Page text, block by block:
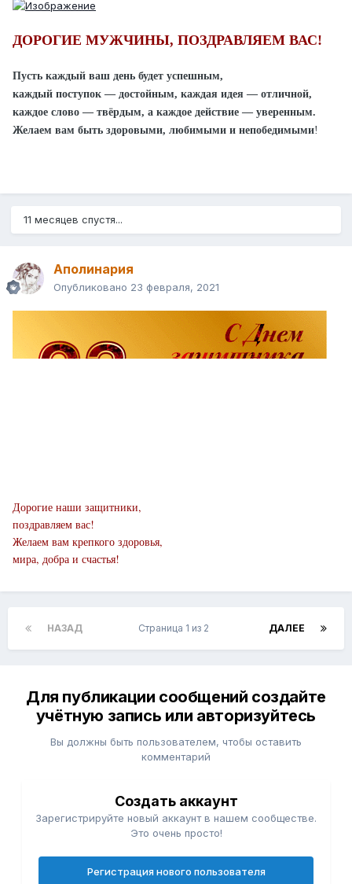
ДОРОГИЕ МУЖЧИНЫ, ПОЗДРАВЛЯЕМ ВАС!
Пусть каждый ваш день будет успешным,
каждый поступок — достойным, каждая идея — отличной,
каждое слово — твёрдым, а каждое действие — уверенным.
Желаем вам быть здоровыми, любимыми и непобедимыми!
11 месяцев спустя...
Аполинария
Опубликовано 23 февраля, 2021
Дорогие наши защитники,
поздравляем вас!
Желаем вам крепкого здоровья,
мира, добра и счастья!
НАЗАД ДАЛЕЕ
Страница 1 из 2
Для публикации сообщений создайте
учётную запись или авторизуйтесь
Вы должны быть пользователем, чтобы оставить
комментарий
Создать аккаунт
Зарегистрируйте новый аккаунт в нашем сообществе.
Это очень просто!
Регистрация нового пользователя